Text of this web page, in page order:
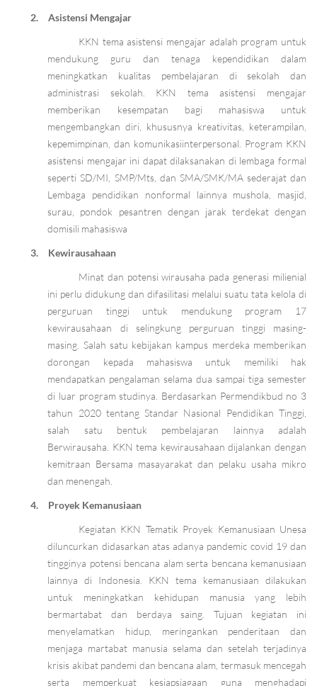
2.
Asistensi Mengajar
KKN tema asistensi mengajar adalah program untuk
mendukung guru dan tenaga kependidikan dalam
meningkatkan kualitas pembelajaran di sekolah dan
administrasi sekolah. KKN tema asistensi mengajar
memberikan kesempatan bagi mahasiswa untuk
mengembangkan diri, khususnya kreativitas, keterampilan,
kepemimpinan, dan komunikasiinterpersonal. Program KKN
asistensi mengajar ini dapat dilaksanakan di lembaga formal
seperti SD/MI, SMP/Mts, dan SMA/SMK/MA sederajat dan
Lembaga pendidikan nonformal lainnya mushola, masjid,
surau, pondok pesantren dengan jarak terdekat dengan
domisili mahasiswa
3.
Kewirausahaan
Minat dan potensi wirausaha pada generasi milienial
ini perlu didukung dan difasilitasi melalui suatu tata kelola di
perguruan tinggi untuk mendukung program 17
kewirausahaan di selingkung perguruan tinggi masing-
masing. Salah satu kebijakan kampus merdeka memberikan
dorongan kepada mahasiswa untuk memiliki hak
mendapatkan pengalaman selama dua sampai tiga semester
di luar program studinya. Berdasarkan Permendikbud no 3
tahun 2020 tentang Standar Nasional Pendidikan Tinggi,
salah satu bentuk pembelajaran lainnya adalah
Berwirausaha. KKN tema kewirausahaan dijalankan dengan
kemitraan Bersama masayarakat dan pelaku usaha mikro
dan menengah.
4.
Proyek Kemanusiaan
Kegiatan KKN Tematik Proyek Kemanusiaan Unesa
diluncurkan didasarkan atas adanya pandemic covid 19 dan
tingginya potensi bencana alam serta bencana kemanusiaan
lainnya di Indonesia. KKN tema kemanusiaan dilakukan
untuk meningkatkan kehidupan manusia yang lebih
bermartabat dan berdaya saing. Tujuan kegiatan ini
menyelamatkan hidup, meringankan penderitaan dan
menjaga martabat manusia selama dan setelah terjadinya
krisis akibat pandemi dan bencana alam, termasuk mencegah
serta memperkuat kesiapsiagaan guna menghadapi